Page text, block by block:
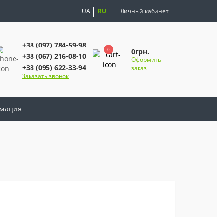
UA RU Личный кабинет
+38 (097) 784-59-98
+38 (067) 216-08-10
+38 (095) 622-33-94
Заказать звонок
0 0грн.
Оформить
заказ